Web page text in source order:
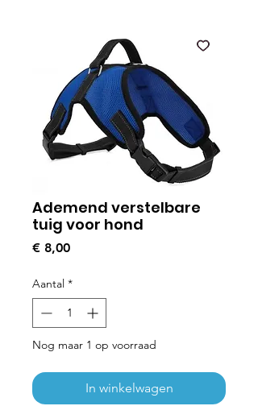
Ademend verstelbare
tuig voor hond
€ 8,00Prijs
Aantal *
Nog maar 1 op voorraad
In winkelwagen